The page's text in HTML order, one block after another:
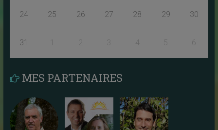
24 25 26 27 28 29 30
31 2 3 5 6
MES PARTENAIRES